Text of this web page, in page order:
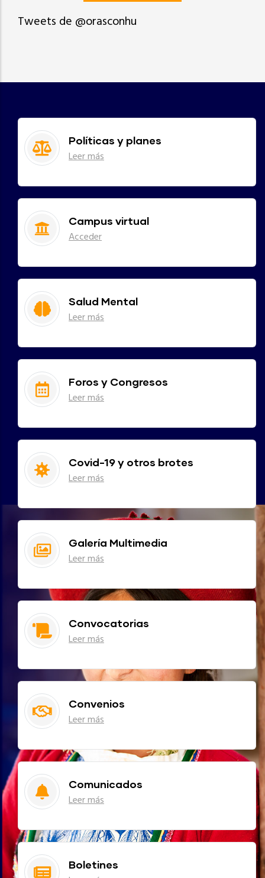
Tweets de @orasconhu
Políticas y planes
Leer más
Campus virtual
Acceder
Salud Mental
Leer más
Foros y Congresos
Leer más
Covid-19 y otros brotes
Leer más
Galería Multimedia
Leer más
Convocatorias
Leer más
Convenios
Leer más
Comunicados
Leer más
Boletines